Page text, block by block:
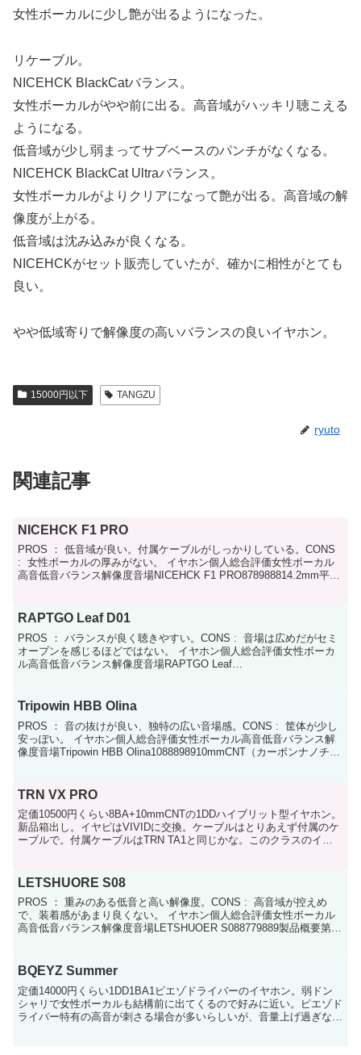
女性ボーカルに少し艶が出るようになった。
リケーブル。
NICEHCK BlackCatバランス。
女性ボーカルがやや前に出る。高音域がハッキリ聴こえる
ようになる。
低音域が少し弱まってサブベースのパンチがなくなる。
NICEHCK BlackCat Ultraバランス。
女性ボーカルがよりクリアになって艶が出る。高音域の解
像度が上がる。
低音域は沈み込みが良くなる。
NICEHCKがセット販売していたが、確かに相性がとても
良い。
やや低域寄りで解像度の高いバランスの良いイヤホン。
15000円以下 TANGZU
ryuto
関連記事
NICEHCK F1 PRO
PROS ： 低音域が良い。付属ケーブルがしっかりしている。CONS
: 女性ボーカルの厚みがない。 イヤホン個人総合評価女性ボーカル
高音低音バランス解像度音場NICEHCK F1 PRO878988814.2mm平面
RAPTGO Leaf D01
PROS ： バランスが良く聴きやすい。CONS : 音場は広めだがセミ
オープンを感じるほどではない。 イヤホン個人総合評価女性ボーカ
ル高音低音バランス解像度音場RAPTGO Leaf
Tripowin HBB Olina
PROS ： 音の抜けが良い、独特の広い音場感。CONS : 筐体が少し
安っぽい。 イヤホン個人総合評価女性ボーカル高音低音バランス解
像度音場Tripowin HBB Olina1088898910mmCNT（カーボンナノチュ
TRN VX PRO
定価10500円くらい8BA+10mmCNTの1DDハイブリット型イヤホン。
新品箱出し。イヤピはVIVIDに交換。ケーブルはとりあえず付属のケ
ーブルで。付属ケーブルはTRN TA1と同じかな。このクラスのイヤ
LETSHUORE S08
PROS ： 重みのある低音と高い解像度。CONS : 高音域が控えめ
で、装着感があまり良くない。 イヤホン個人総合評価女性ボーカル
高音低音バランス解像度音場LETSHUOER S088779889製品概要第四
BQEYZ Summer
定価14000円くらい1DD1BA1ピエゾドライバーのイヤホン。弱ドン
シャリで女性ボーカルも結構前に出てくるので好みに近い。ピエゾド
ライバー特有の高音が刺さる場合が多いらしいが、音量上げ過ぎなけ